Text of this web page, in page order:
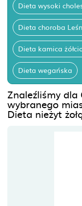
Dieta wysoki
Dieta choroba
Dieta kamica
Dieta wegańska
Znaleźliśmy
wybranego
Dieta nieżyt